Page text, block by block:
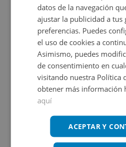
estratégica tanto para negocios
almacenamiento.
Certificado energético
Calificación de
de vivienda terminado
390/2021 de 1 de junio.
Promociones asociadas
Tu sueño comienza aquí
Ver más inmuebles
datos de la navegación
ajustar la publicidad a tus
preferencias. Puedes
el uso de cookies a
Asimismo, puedes
de consentimiento en
visitando nuestra Política
obtener más información
aquí
ACEPTAR Y